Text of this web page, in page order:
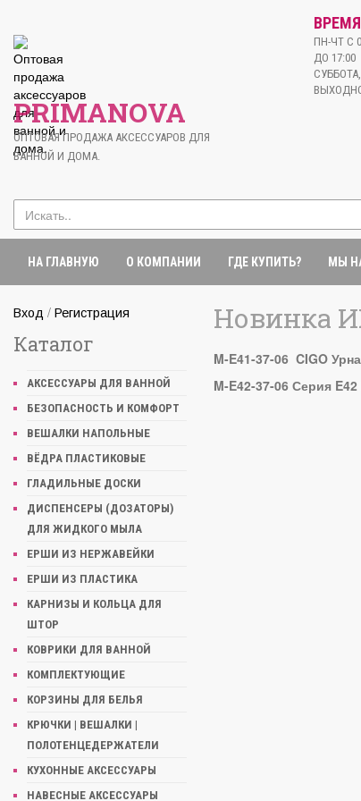
PRIMANOVA
ОПТОВАЯ ПРОДАЖА АКСЕССУАРОВ ДЛЯ
ВАННОЙ И ДОМА.
ПН-ЧТ С
ДО 17:00
НА ГЛАВНУЮ О КОМПАНИИ ГДЕ КУПИТЬ? МЫ
Вход / Регистрация
Каталог
АКСЕССУАРЫ ДЛЯ ВАННОЙ
БЕЗОПАСНОСТЬ И КОМФОРТ
ВЕШАЛКИ НАПОЛЬНЫЕ
ВЁДРА ПЛАСТИКОВЫЕ
ГЛАДИЛЬНЫЕ ДОСКИ
ДИСПЕНСЕРЫ (ДОЗАТОРЫ)
ДЛЯ ЖИДКОГО МЫЛА
ЕРШИ ИЗ НЕРЖАВЕЙКИ
ЕРШИ ИЗ ПЛАСТИКА
КАРНИЗЫ И КОЛЬЦА ДЛЯ
ШТОР
КОВРИКИ ДЛЯ ВАННОЙ
КОМПЛЕКТУЮЩИЕ
КОРЗИНЫ ДЛЯ БЕЛЬЯ
КРЮЧКИ | ВЕШАЛКИ |
ПОЛОТЕНЦЕДЕРЖАТЕЛИ
КУХОННЫЕ АКСЕССУАРЫ
НАВЕСНЫЕ АКСЕССУАРЫ
Новинка
M-E41-37-06 CIGO
M-E42-37-06 Серия